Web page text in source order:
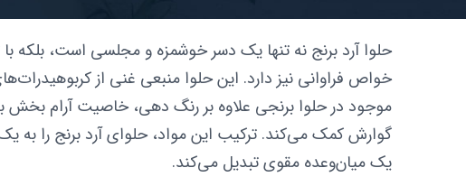
حلوا آرد برنج نه تنها یک دسر خوشمزه و مجلسی است، بلکه با
خواص فراوانی نیز دارد. این حلوا منبعی غنی از
موجود در حلوا برنجی علاوه بر رنگ دهی، خاصیت آرام بخش
گوارش کمک می‌کند. ترکیب این مواد، حلوای آرد برنج را به
یک میان‌وعده مقوی تبدیل می‌کند.